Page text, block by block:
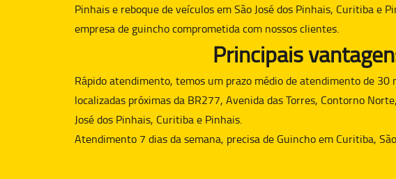
Pinhais e reboque de veículos em São José dos Pinhais, Curitiba e
empresa de guincho comprometida com nossos clientes.
Principais
Rápido atendimento, temos um prazo médio de atendimento de
localizadas próximas da BR277, Avenida das Torres, Contorno
José dos Pinhais, Curitiba e Pinhais.
Atendimento 7 dias da semana, precisa de Guinchoem Curitiba,